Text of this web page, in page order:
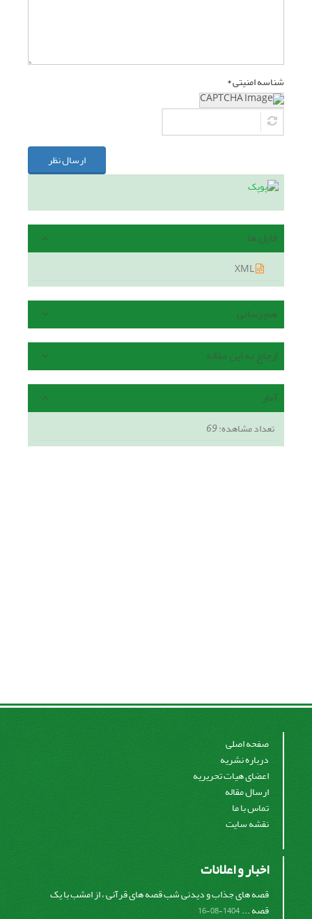
شناسه امنیتی *
ارسال نظر
فایل ها
هم رسانی
ارجاع به این مقاله
آمار
تعداد مشاهده:69
صفحه اصلی
درباره نشریه
اعضای هیات تحریریه
ارسال مقاله
تماس با ما
نقشه سایت
اخبار و اعلانات
قصه های جذاب و دیدنی شب قصه های قرآنی ، از امشب با یک
قصه ...1404-08-16